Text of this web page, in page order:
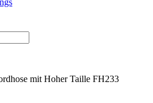
mit Hoher Taille FH233